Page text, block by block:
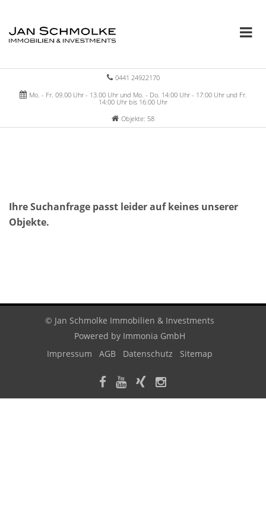
0441 24922170
Mo. - Fr. 09.00 Uhr - 13.00 Uhr und Mo. - Do. 14:00 Uhr - 17:00 Uhr und Fr.
14:00 Uhr bis 16:00 Uhr
Objekte: 58
Ihre Suchanfrage passt leider auf keines unserer
Objekte.
© Jan Schmolke Immobilien & Investments
Powered by Immonia GmbH
Impressum
AGB Datenschutz Sitemap